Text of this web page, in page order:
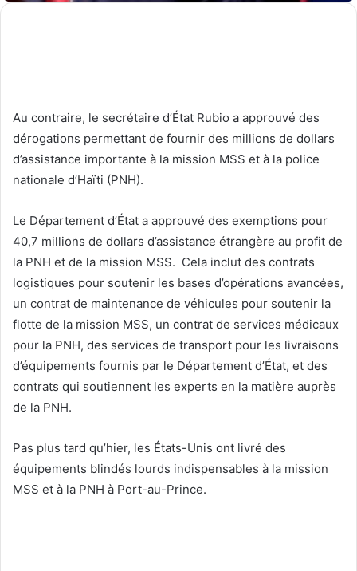
Au contraire, le secrétaire d’État Rubio a approuvé des
dérogations permettant de fournir des millions de dollars
d’assistance importante à la mission MSS et à la police
nationale d’Haïti (PNH).
Le Département d’État a approuvé des exemptions pour
40,7 millions de dollars d’assistance étrangère au profit de
la PNH et de la mission MSS. Cela inclut des contrats
logistiques pour soutenir les bases d’opérations avancées,
un contrat de maintenance de véhicules pour soutenir la
flotte de la mission MSS, un contrat de services médicaux
pour la PNH, des services de transport pour les livraisons
d’équipements fournis par le Département d’État, et des
contrats qui soutiennent les experts en la matière auprès
de la PNH.
Pas plus tard qu’hier, les États-Unis ont livré des
équipements blindés lourds indispensables à la mission
MSS et à la PNH à Port-au-Prince.